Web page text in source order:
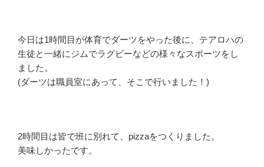
今日は1時間目が体育でダーツをやった後に、テアロハの
生徒と一緒にジムでラグビーなどの様々なスポーツをし
ました。
(ダーツは職員室にあって、そこで行いました！)
2時間目は皆で班に別れて、pizzaをつくりました。
美味しかったです。